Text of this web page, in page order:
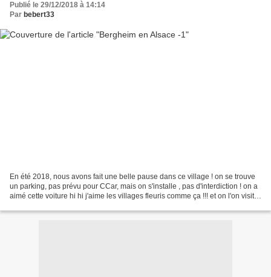
Publié le 29/12/2018 à 14:14
Par bebert33
En été 2018, nous avons fait une belle pause dans ce village ! on se trouve
un parking, pas prévu pour CCar, mais on s'installe , pas d'interdiction ! on a
aimé cette voiture hi hi j'aime les villages fleuris comme ça !!! et on l'on visite